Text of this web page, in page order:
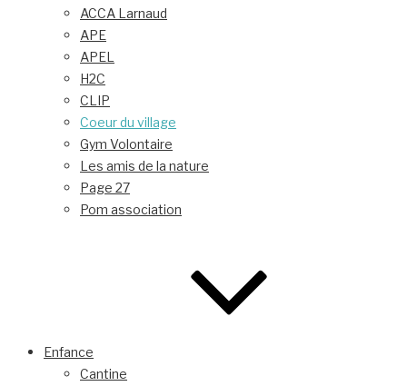
ACCA Larnaud
APE
APEL
H2C
CLIP
Coeur du village
Gym Volontaire
Les amis de la nature
Page 27
Pom association
Enfance
Cantine